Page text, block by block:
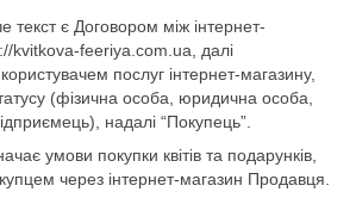
текст є Договором між інтернет-
kvitkova-feeriya.com.ua, далі
послуг інтернет-магазину,
(фізична особа, юридична особа,
надалі “Покупець”.
умови покупки квітів та подарунків,
через інтернет-магазин Продавця.